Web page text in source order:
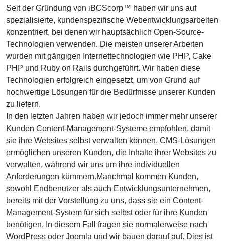
Seit der Gründung von iBCScorp™ haben wir uns auf
spezialisierte, kundenspezifische Webentwicklungsarbeiten
konzentriert, bei denen wir hauptsächlich Open-Source-
Technologien verwenden. Die meisten unserer Arbeiten
wurden mit gängigen Internettechnologien wie PHP, Cake
PHP und Ruby on Rails durchgeführt. Wir haben diese
Technologien erfolgreich eingesetzt, um von Grund auf
hochwertige Lösungen für die Bedürfnisse unserer Kunden
zu liefern.
In den letzten Jahren haben wir jedoch immer mehr unserer
Kunden Content-Management-Systeme empfohlen, damit
sie ihre Websites selbst verwalten können. CMS-Lösungen
ermöglichen unseren Kunden, die Inhalte ihrer Websites zu
verwalten, während wir uns um ihre individuellen
Anforderungen kümmern.Manchmal kommen Kunden,
sowohl Endbenutzer als auch Entwicklungsunternehmen,
bereits mit der Vorstellung zu uns, dass sie ein Content-
Management-System für sich selbst oder für ihre Kunden
benötigen. In diesem Fall fragen sie normalerweise nach
WordPress oder Joomla und wir bauen darauf auf. Dies ist